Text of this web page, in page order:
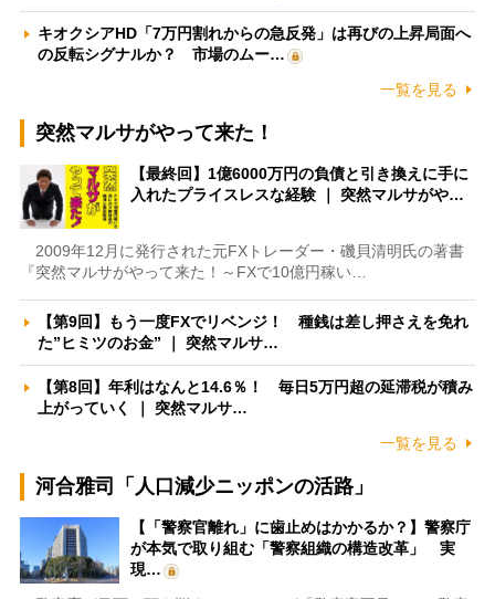
キオクシアHD「7万円割れからの急反発」は再びの上昇局面へ
の反転シグナルか？ 市場のムー…
一覧を見る
突然マルサがやって来た！
【最終回】1億6000万円の負債と引き換えに手に
入れたプライスレスな経験 ｜ 突然マルサがや…
2009年12月に発行された元FXトレーダー・磯貝清明氏の著書
『突然マルサがやって来た！～FXで10億円稼い…
【第9回】もう一度FXでリベンジ！ 種銭は差し押さえを免れ
た”ヒミツのお金” ｜ 突然マルサ…
【第8回】年利はなんと14.6％！ 毎日5万円超の延滞税が積み
上がっていく ｜ 突然マルサ…
一覧を見る
河合雅司「人口減少ニッポンの活路」
【「警察官離れ」に歯止めはかかるか？】警察庁
が本気で取り組む「警察組織の構造改革」 実
現…